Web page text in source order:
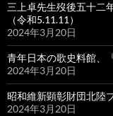
三上卓先生歿後五十二
（令和5.11.11）
2024年3月20日
青年日本の歌史料館、
2024年3月20日
昭和維新顕彰財団北陸
2024年3月20日